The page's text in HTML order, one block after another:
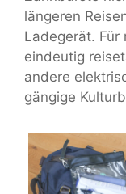
längeren
Ladegerät.
eindeutig
andere
gängige